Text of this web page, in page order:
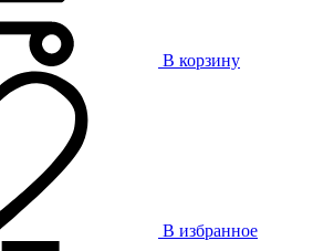
В корзину
В избранное